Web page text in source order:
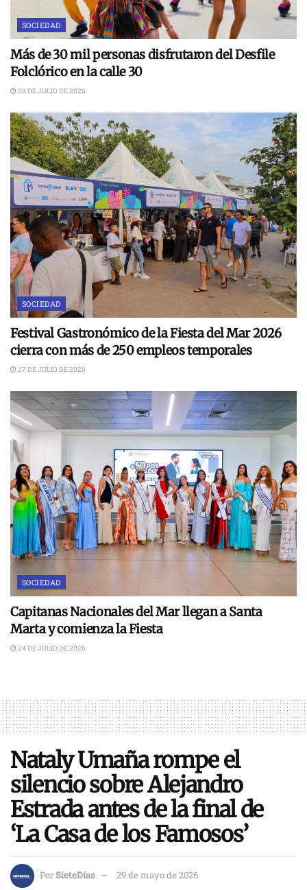
SOCIEDAD
Más de 30 mil personas disfrutaron del Desfile
Folclórico en la calle 30
28 DE JULIO DE 2026
SOCIEDAD
Festival Gastronómico de la Fiesta del Mar 2026
cierra con más de 250 empleos temporales
27 DE JULIO DE 2026
SOCIEDAD
Capitanas Nacionales del Mar llegan a Santa
Marta y comienza la Fiesta
24 DE JULIO DE 2026
Nataly Umaña rompe el
silencio sobre Alejandro
Estrada antes de la final de
‘La Casa de los Famosos’
PorSieteDías 29 de mayo de 2026